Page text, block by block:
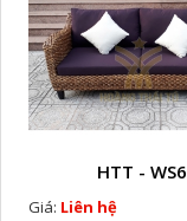
HTT - WS6
Giá: Liên hệ